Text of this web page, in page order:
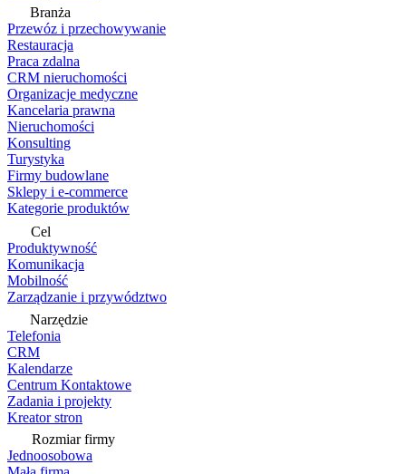
Branża
Przewóz i przechowywanie
Restauracja
Praca zdalna
CRM nieruchomości
Organizacje medyczne
Kancelaria prawna
Nieruchomości
Konsulting
Turystyka
Firmy budowlane
Sklepy i e-commerce
Kategorie produktów
Cel
Produktywność
Komunikacja
Mobilność
Zarządzanie i przywództwo
Narzędzie
Telefonia
CRM
Kalendarze
Centrum Kontaktowe
Zadania i projekty
Kreator stron
Rozmiar firmy
Jednoosobowa